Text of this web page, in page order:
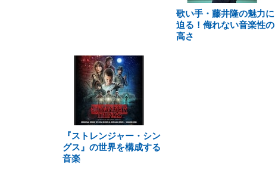
歌い手・藤井隆の魅力に
迫る！侮れない音楽性の
高さ
『ストレンジャー・シン
グス』の世界を構成する
音楽